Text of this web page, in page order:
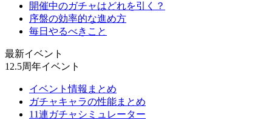
開催中のガチャはどれを引く？
序盤の効率的な進め方
毎日やるべきこと
最新イベント
12.5周年イベント
イベント情報まとめ
ガチャキャラの性能まとめ
11連ガチャシミュレーター